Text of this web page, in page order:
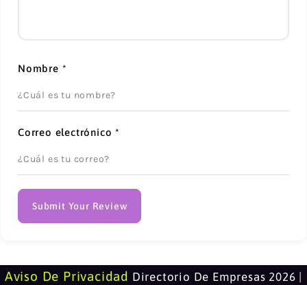
Nombre *
Correo electrónico*
Submit Your Review
Aviso De Privacidad Directorio De Empresas 2026 |